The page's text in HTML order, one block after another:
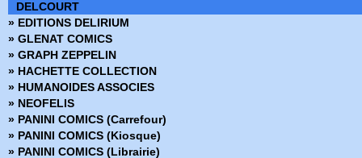
» Avatar - Au coeur des ombres
» Avatar - Aux frontières de pandora
» Avatar - Le champ céleste
» Avatar - Le destin de Tsu Tey
» Avatar - S'adapter ou mourir
» Bad Ass
» Bad Blood
» Barnstormers
» Batman - Année 1
» Batman - Rire et mourir
DELCOURT
» EDITIONS DELIRIUM
» GLENAT COMICS
» GRAPH ZEPPELIN
» HACHETTE COLLECTION
» HUMANOIDES ASSOCIES
» NEOFELIS
» PANINI COMICS (Carrefour)
» PANINI COMICS (Kiosque)
» PANINI COMICS (Librairie)